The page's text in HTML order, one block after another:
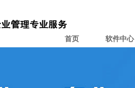
首页 软件中心